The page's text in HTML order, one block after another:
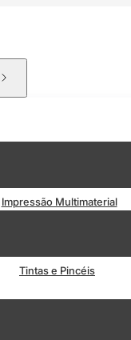
Impressão Multimaterial
Tintas e Pincéis